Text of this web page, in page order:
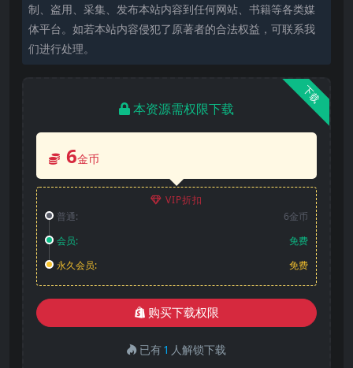
制、盗用、采集、发布本站内容到任何网站、书籍等各类媒
体平台。如若本站内容侵犯了原著者的合法权益，可联系我
们进行处理。
下载
本资源需权限下载
6金币
VIP折扣
普通:
6金币
会员:
免费
永久会员:
免费
购买下载权限
已有1 人解锁下载